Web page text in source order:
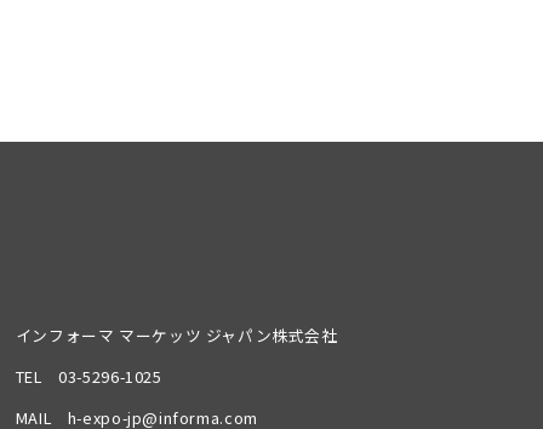
インフォーマ マーケッツ ジャパン株式会社
TEL03-5296-1025
MAIL h-expo-jp@informa.com